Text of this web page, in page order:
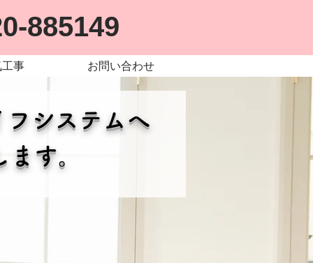
885149
事 お問い合わせ
システムへ
す。